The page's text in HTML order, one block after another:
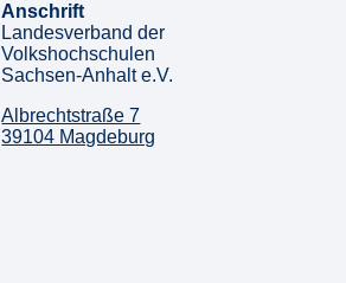
Anschrift
Landesverband der
Volkshochschulen
Sachsen-Anhalt e.V.
Albrechtstraße 7
39104 Magdeburg